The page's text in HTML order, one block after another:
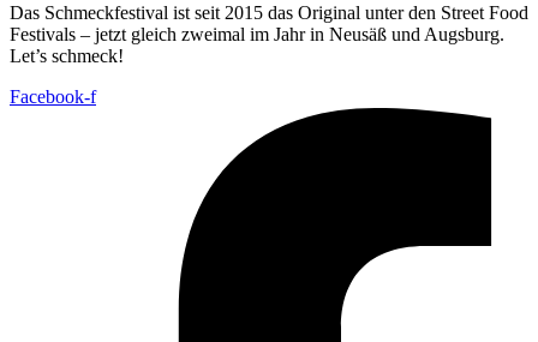
Das Schmeckfestival ist seit 2015 das Original unter den Street Food
Festivals – jetzt gleich zweimal im Jahr in Neusäß und Augsburg.
Let’s schmeck!
Facebook-f